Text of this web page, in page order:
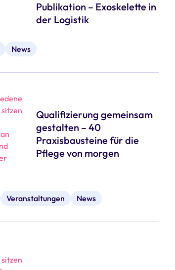
Publikation – Exoskelette in
der Logistik
News
Qualifizierung gemeinsam
gestalten – 40
Praxisbausteine für die
Pflege von morgen
Veranstaltungen News